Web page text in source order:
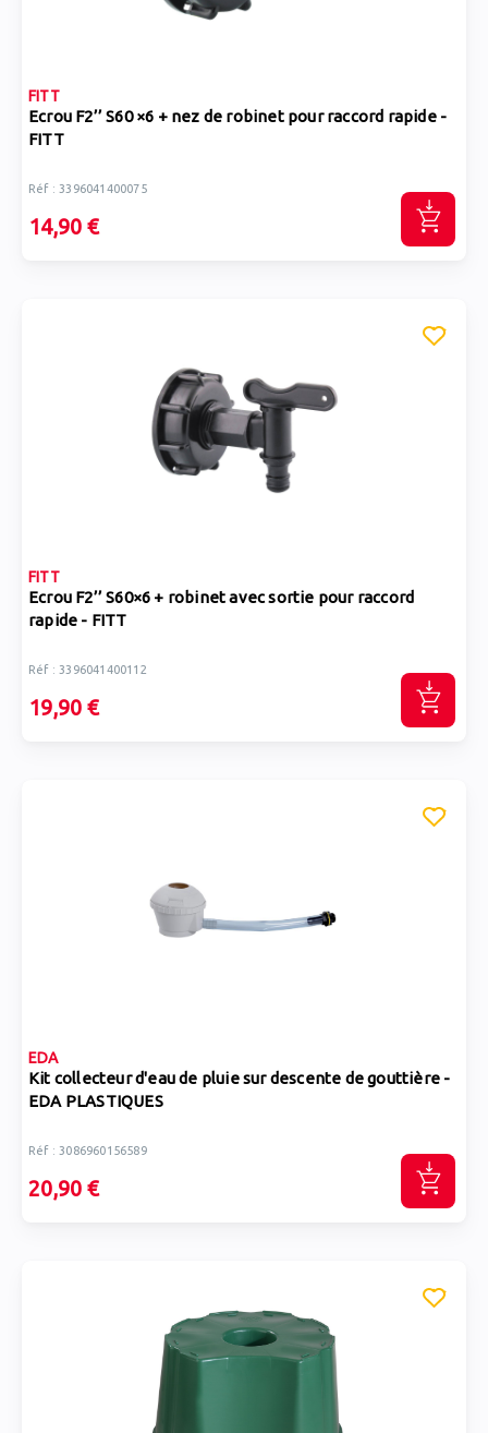
FITT
Ecrou F2’’ S60 ×6 + nez de robinet pour raccord rapide -
FITT
Réf : 3396041400075
14,90 €
FITT
Ecrou F2’’ S60×6 + robinet avec sortie pour raccord
rapide - FITT
Réf : 3396041400112
19,90 €
EDA
Kit collecteur d'eau de pluie sur descente de gouttière -
EDA PLASTIQUES
Réf : 3086960156589
20,90 €